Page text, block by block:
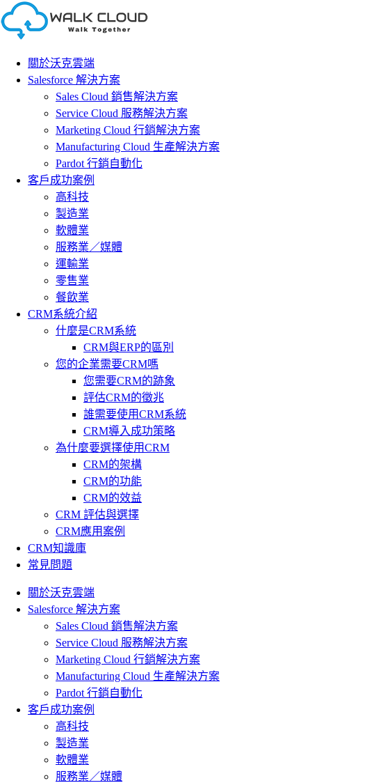
Skip
to
content
關於沃克雲端
Salesforce 解決方案
Sales Cloud 銷售解決方案
Service Cloud 服務解決方案
Marketing Cloud 行銷解決方案
Manufacturing Cloud 生產解決方案
Pardot 行銷自動化
客戶成功案例
高科技
製造業
軟體業
服務業／媒體
運輸業
零售業
餐飲業
CRM系統介紹
什麼是CRM系統
CRM與ERP的區別
您的企業需要CRM嗎
您需要CRM的跡象
評估CRM的徵兆
誰需要使用CRM系統
CRM導入成功策略
為什麼要選擇使用CRM
CRM的架構
CRM的功能
CRM的效益
CRM 評估與選擇
CRM應用案例
CRM知識庫
常見問題
關於沃克雲端
Salesforce 解決方案
Sales Cloud 銷售解決方案
Service Cloud 服務解決方案
Marketing Cloud 行銷解決方案
Manufacturing Cloud 生產解決方案
Pardot 行銷自動化
客戶成功案例
高科技
製造業
軟體業
服務業／媒體